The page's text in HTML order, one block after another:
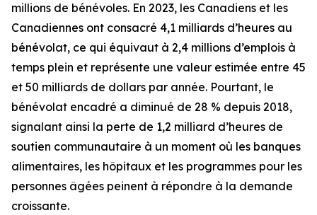
millions de bénévoles. En 2023, les Canadiens et les
Canadiennes ont consacré 4,1 milliards d’heures au
bénévolat, ce qui équivaut à 2,4 millions d’emplois à
temps plein et représente une valeur estimée entre 45
et 50 milliards de dollars par année. Pourtant, le
bénévolat encadré a diminué de 28 % depuis 2018,
signalant ainsi la perte de 1,2 milliard d’heures de
soutien communautaire à un moment où les banques
alimentaires, les hôpitaux et les programmes pour les
personnes âgées peinent à répondre à la demande
croissante.